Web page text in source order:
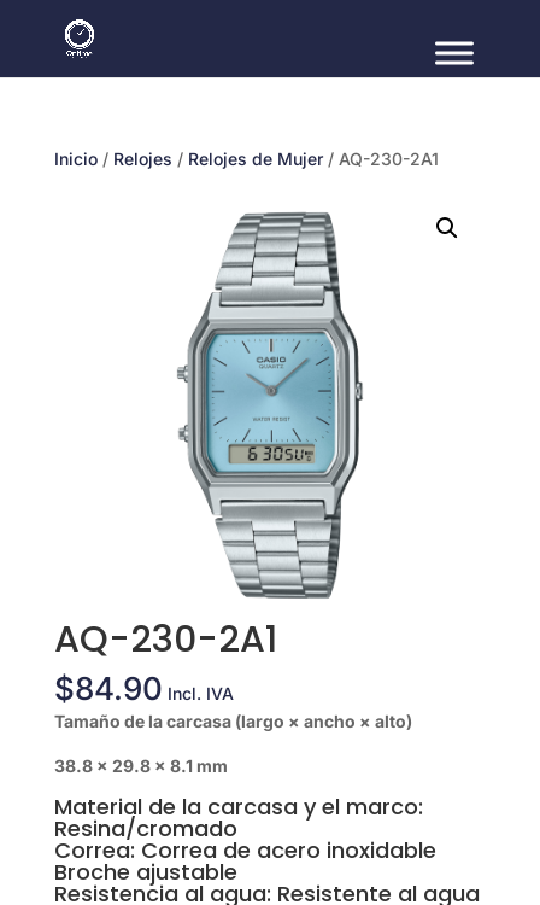
Inicio/ Relojes / Relojes de Mujer/ AQ-230-2A1
AQ-230-2A1
$84.90 Incl. IVA
Tamaño de la carcasa (largo × ancho × alto)
38.8 × 29.8 × 8.1 mm
Material de la carcasa y el marco:
Resina/cromado
Correa: Correa de acero inoxidable
Broche ajustable
Resistencia al agua: Resistente al agua